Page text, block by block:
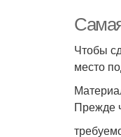
Чтобы
место
Прежде